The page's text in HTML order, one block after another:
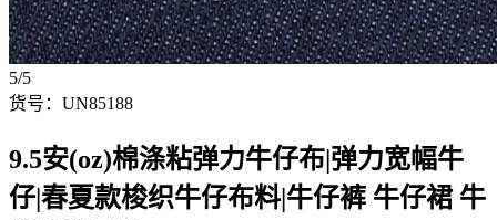
5/5
货号：UN85188
9.5安(oz)棉涤粘弹力牛仔布|弹力宽幅牛
仔|春夏款梭织牛仔布料|牛仔裤 牛仔裙 牛